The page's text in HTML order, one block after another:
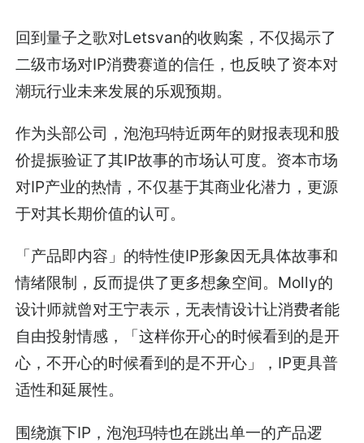
回到量子之歌对Letsvan的收购案，不仅揭示了
二级市场对IP消费赛道的信任，也反映了资本对
潮玩行业未来发展的乐观预期。
作为头部公司，泡泡玛特近两年的财报表现和股
价提振验证了其IP故事的市场认可度。资本市场
对IP产业的热情，不仅基于其商业化潜力，更源
于对其长期价值的认可。
「产品即内容」的特性使IP形象因无具体故事和
情绪限制，反而提供了更多想象空间。Molly的
设计师就曾对王宁表示，无表情设计让消费者能
自由投射情感，「这样你开心的时候看到的是开
心，不开心的时候看到的是不开心」，IP更具普
适性和延展性。
围绕旗下IP，泡泡玛特也在跳出单一的产品逻